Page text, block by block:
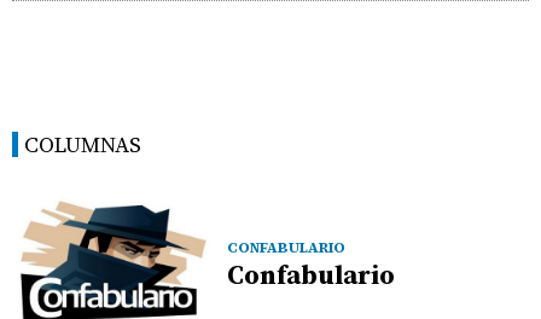
COLUMNAS
CONFABULARIO
Confabulario